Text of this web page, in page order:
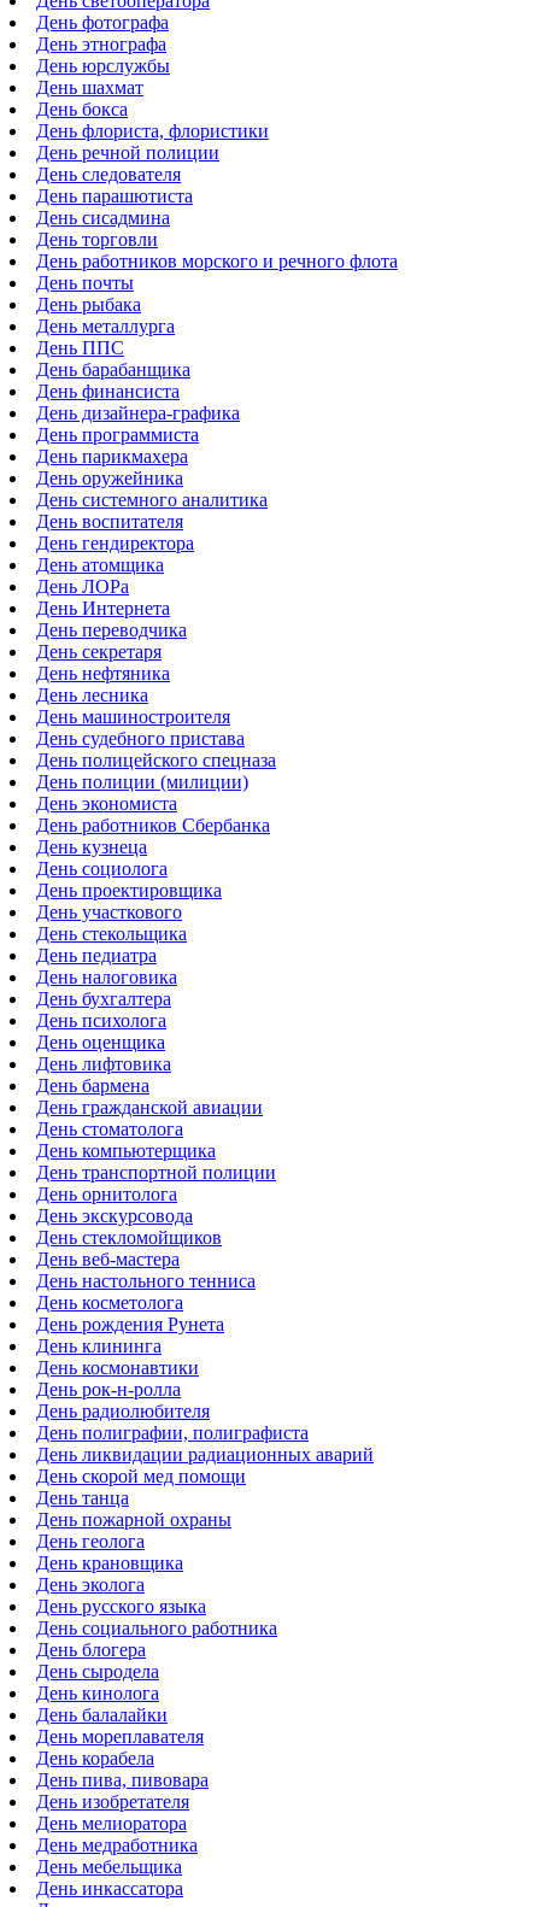
День фотографа
День этнографа
День юрслужбы
День шахмат
День бокса
День флориста, флористики
День речной полиции
День следователя
День парашютиста
День сисадмина
День торговли
День работников морского и речного флота
День почты
День рыбака
День металлурга
День ППС
День барабанщика
День финансиста
День дизайнера-графика
День программиста
День парикмахера
День оружейника
День системного аналитика
День воспитателя
День гендиректора
День атомщика
День ЛОРа
День Интернета
День переводчика
День секретаря
День нефтяника
День лесника
День машиностроителя
День судебного пристава
День полицейского спецназа
День полиции (милиции)
День экономиста
День работников Сбербанка
День кузнеца
День социолога
День проектировщика
День участкового
День стекольщика
День педиатра
День налоговика
День бухгалтера
День психолога
День оценщика
День лифтовика
День бармена
День гражданской авиации
День стоматолога
День компьютерщика
День транспортной полиции
День орнитолога
День экскурсовода
День стекломойщиков
День веб-мастера
День настольного тенниса
День косметолога
День рождения Рунета
День клининга
День космонавтики
День рок-н-ролла
День радиолюбителя
День полиграфии, полиграфиста
День ликвидации радиационных аварий
День скорой мед помощи
День танца
День пожарной охраны
День геолога
День крановщика
День эколога
День русского языка
День социального работника
День блогера
День сыродела
День кинолога
День балалайки
День мореплавателя
День корабела
День пива, пивовара
День изобретателя
День мелиоратора
День медработника
День мебельщика
День инкассатора